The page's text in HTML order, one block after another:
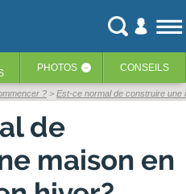
PHOTOS ‹ CONSEILS
? Est-ce normal de construire une
de
maison en